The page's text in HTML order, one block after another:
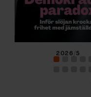
2026/5